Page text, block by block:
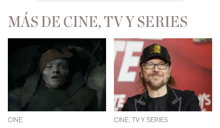
MÁS DE CINE, TV Y SERIES
CINE CINE, TV Y SERIES